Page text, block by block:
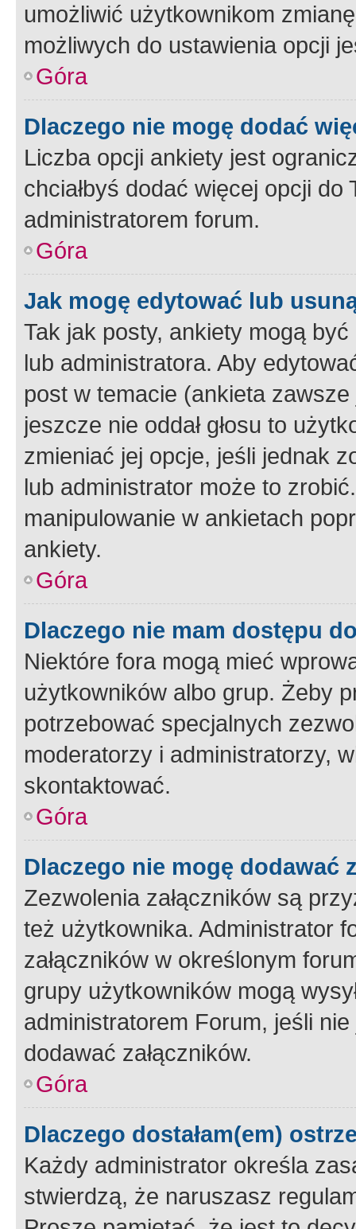
umożliwić użytkownikom
możliwych do ustawienia opcji
Góra
Dlaczego nie mogę dodać
Liczba opcji ankiety jest
chciałbyś dodać więcej opcji
administratorem forum.
Góra
Jak mogę edytować lub
Tak jak posty, ankiety mogą
lub administratora. Aby
post w temacie (ankieta
jeszcze nie oddał głosu to
zmieniać jej opcje, jeśli jednak
lub administrator może to
manipulowanie w ankietach
ankiety.
Góra
Dlaczego nie mam dostępu
Niektóre fora mogą mieć
użytkowników albo grup. Żeby
potrzebować specjalnych
moderatorzy i administratorzy,
skontaktować.
Góra
Dlaczego nie mogę dodawać
Zezwolenia załączników są
też użytkownika. Administrator
załączników w określonym
grupy użytkowników mogą
administratorem Forum, jeśli
dodawać załączników.
Góra
Dlaczego dostałam(em)
Każdy administrator określa
stwierdzą, że naruszasz